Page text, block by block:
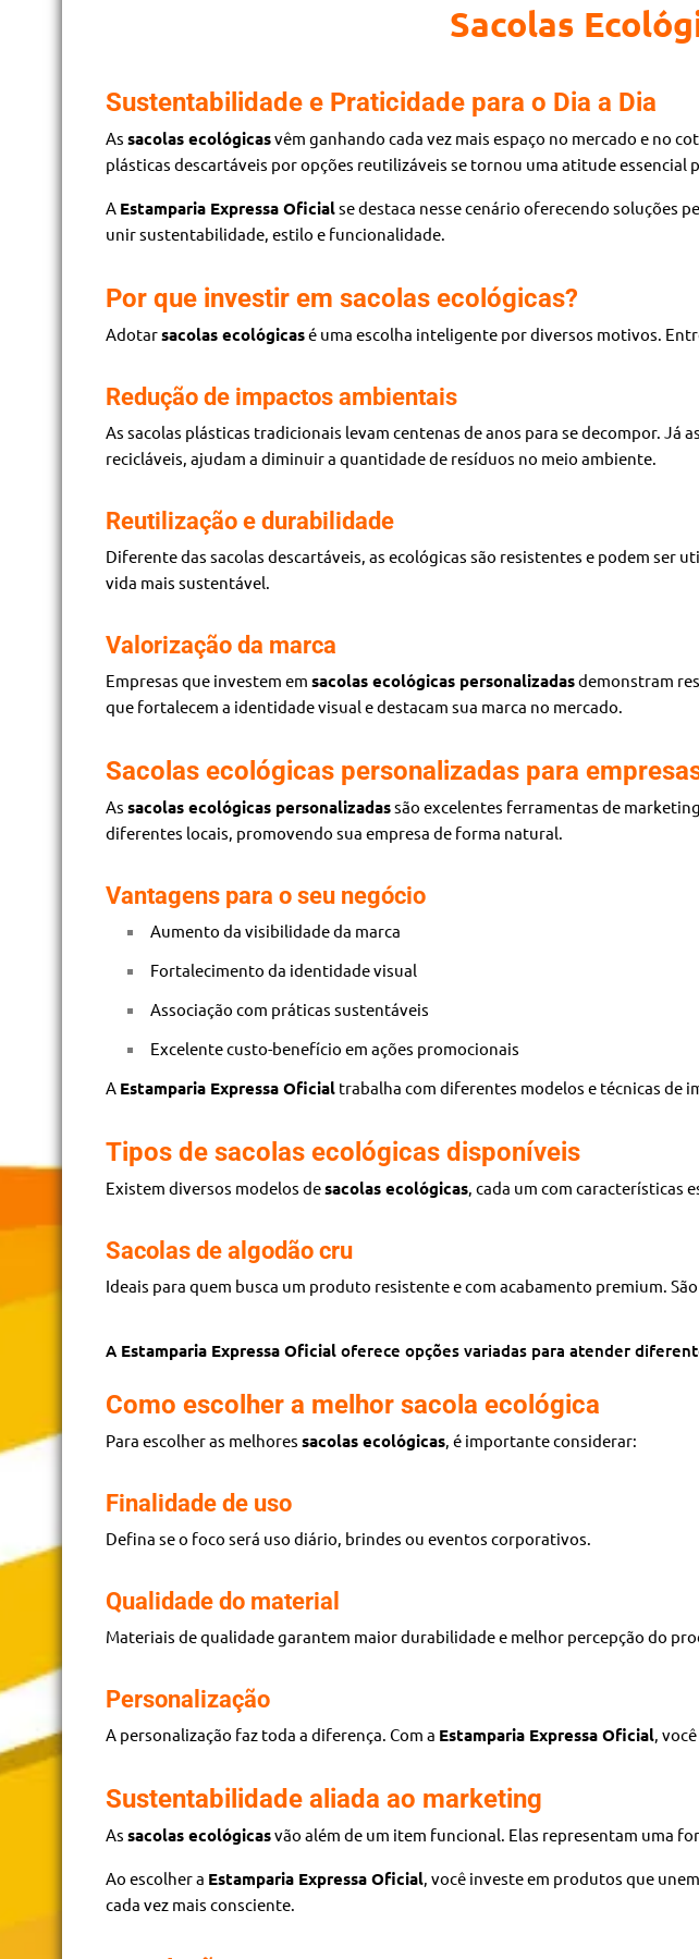
Sacolas
Sustentabilidade e Praticidade para o Dia a Dia
As sacolas ecológicasvêm ganhando cada vez mais espaço no mercado e no
plásticas descartáveis por opções reutilizáveis se tornou uma atitude
A Estamparia Expressa Oficialse destaca nesse cenário oferecendo soluções
unir sustentabilidade, estilo e funcionalidade.
Por que investir em sacolas ecológicas?
Adotarsacolas ecológicasé uma escolha inteligente por diversos motivos.
Redução de impactos ambientais
As sacolas plásticas tradicionais levam centenas de anos para se decompor.
recicláveis, ajudam a diminuir a quantidade de resíduos no meio ambiente.
Reutilização e durabilidade
Diferente das sacolas descartáveis, as ecológicas são resistentes e podem ser
vida mais sustentável.
Valorização da marca
Empresas que investem em sacolas ecológicas personalizadasdemonstram
que fortalecem a identidade visual e destacam sua marca no mercado.
Sacolas ecológicas personalizadas para
As sacolas ecológicas personalizadassão excelentes ferramentas de
diferentes locais, promovendo sua empresa de forma natural.
Vantagens para o seu negócio
Aumento da visibilidade da marca
Fortalecimento da identidade visual
Associação com práticas sustentáveis
Excelente custo-benefício em ações promocionais
A Estamparia Expressa Oficial trabalha com diferentes modelos e técnicas de
Tipos de sacolas ecológicas disponíveis
Existem diversos modelos desacolas ecológicas, cada um com características
Sacolas de algodão cru
Ideais para quem busca um produto resistente e com acabamento premium.
A Estamparia Expressa Oficial oferece opções variadas para atender
Como escolher a melhor sacola ecológica
Para escolher as melhores sacolas ecológicas, é importante considerar:
Finalidade de uso
Defina se o foco será uso diário, brindes ou eventos corporativos.
Qualidade do material
Materiais de qualidade garantem maior durabilidade e melhor percepção do
Personalização
A personalização faz toda a diferença. Com a Estamparia Expressa Oficial,
Sustentabilidade aliada ao marketing
As sacolas ecológicasvão além de um item funcional. Elas representam uma
Ao escolher a Estamparia Expressa Oficial, você investe em produtos que
cada vez mais consciente.